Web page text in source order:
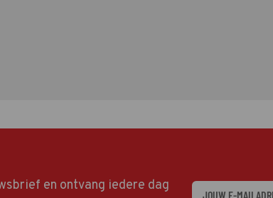
en ontvang iedere dag